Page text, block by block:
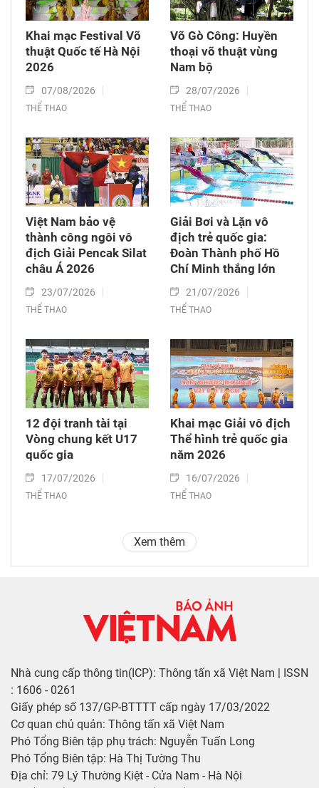
Khai mạc Festival Võ
thuật Quốc tế Hà Nội
2026
07/08/2026
THỂ THAO
Võ Gò Công: Huyền
thoại võ thuật vùng
Nam bộ
28/07/2026
THỂ THAO
Việt Nam bảo vệ
thành công ngôi vô
địch Giải Pencak Silat
châu Á 2026​
23/07/2026
THỂ THAO
Giải Bơi và Lặn vô
địch trẻ quốc gia:
Đoàn Thành phố Hồ
Chí Minh thắng lớn
21/07/2026
THỂ THAO
12 đội tranh tài tại
Vòng chung kết U17
quốc gia
17/07/2026
THỂ THAO
Khai mạc Giải vô địch
Thể hình trẻ quốc gia
năm 2026
16/07/2026
THỂ THAO
Xem thêm
Nhà cung cấp thông tin(ICP): Thông tấn xã Việt Nam | ISSN
: 1606 - 0261
Giấy phép số 137/GP-BTTTT cấp ngày 17/03/2022
Cơ quan chủ quản: Thông tấn xã Việt Nam
Phó Tổng Biên tập phụ trách: Nguyễn Tuấn Long
Phó Tổng Biên tập: Hà Thị Tường Thu
Địa chỉ: 79 Lý Thường Kiệt - Cửa Nam - Hà Nội